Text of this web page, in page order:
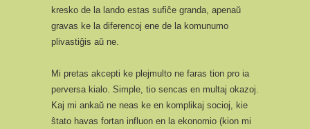
kresko de la lando estas sufiĉe granda, apenaŭ
gravas ke la diferencoj ene de la komunumo
plivastiĝis aŭ ne.
Mi pretas akcepti ke plejmulto ne faras tion pro ia
perversa kialo. Simple, tio sencas en multaj okazoj.
Kaj mi ankaŭ ne neas ke en komplikaj socioj, kie
ŝtato havas fortan influon en la ekonomio (kion mi